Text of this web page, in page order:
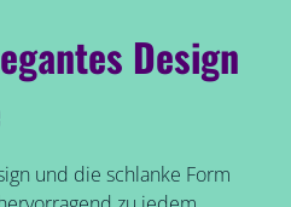
Design
und die schlanke Form